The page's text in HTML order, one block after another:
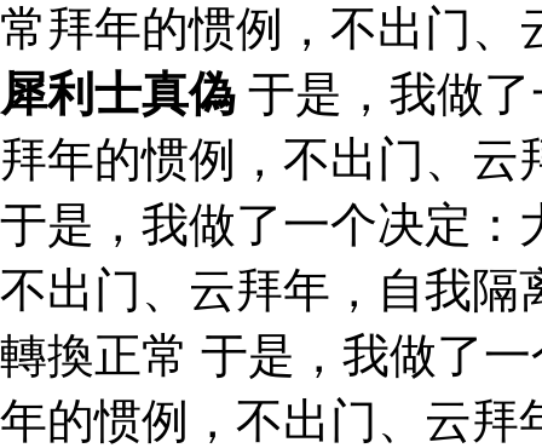
常拜年的惯例，不出门、
犀利士真偽 于是，我做
拜年的惯例，不出门、
于是，我做了一个决定：
不出门、云拜年，自我隔
轉換正常 于是，我做了
年的惯例，不出门、云拜